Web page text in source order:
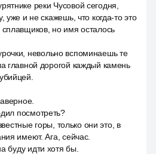
реки Чусовой сегодня,
уже и не скажешь, что когда-то это
но имя осталось
невольно вспоминаешь те
главной дорогой каждый камень
посмотреть?
горы, только они это, в
имеют. Ага, сейчас.
буду идти хотя бы.